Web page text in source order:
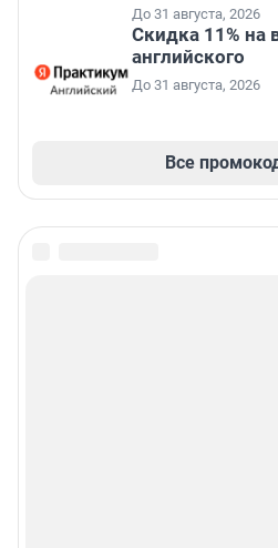
До 31 августа, 2026
Скидка 11% на
английского
До 31 августа, 2026
Все